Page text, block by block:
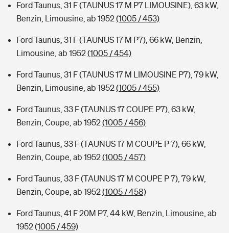
Ford Taunus, 31 F (TAUNUS 17 M P7 LIMOUSINE), 63 kW,
Benzin, Limousine, ab 1952(1005 / 453)
Ford Taunus, 31 F (TAUNUS 17 M P7), 66 kW, Benzin,
Limousine, ab 1952(1005 / 454)
Ford Taunus, 31 F (TAUNUS 17 M LIMOUSINE P7), 79 kW,
Benzin, Limousine, ab 1952(1005 / 455)
Ford Taunus, 33 F (TAUNUS 17 COUPE P7), 63 kW,
Benzin, Coupe, ab 1952(1005 / 456)
Ford Taunus, 33 F (TAUNUS 17 M COUPE P 7), 66 kW,
Benzin, Coupe, ab 1952(1005 / 457)
Ford Taunus, 33 F (TAUNUS 17 M COUPE P 7), 79 kW,
Benzin, Coupe, ab 1952(1005 / 458)
Ford Taunus, 41 F 20M P7, 44 kW, Benzin, Limousine, ab
1952(1005 / 459)